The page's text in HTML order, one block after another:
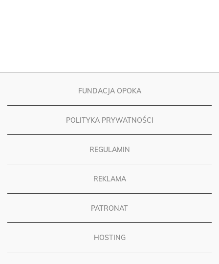
FUNDACJA OPOKA
POLITYKA PRYWATNOŚCI
REGULAMIN
REKLAMA
PATRONAT
HOSTING